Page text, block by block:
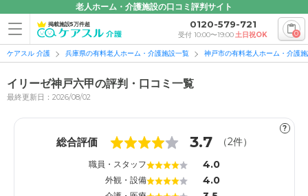
老人ホーム・介護施設の口コミ評判サイト
掲載施設5万件超 0120-579-721
受付 10:00〜19:00土日祝OK 0
ケアスル 介護 兵庫県の有料老人ホーム・介護施設一覧 神戸市の有料老人ホーム・介護
イリーゼ神戸六甲の評判・口コミ一覧
最終更新日：2026/08/02
?
総合評価 3.7 （2件）
職員・スタッフ 4.0
外観・設備 4.0